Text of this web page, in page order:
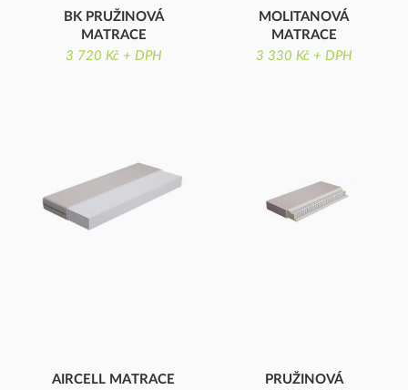
BK PRUŽINOVÁ
MATRACE
BK PRUŽINOVÁ MATRACE
3 720 Kč + DPH
MOLITANOVÁ
MATRACE
MOLITANOVÁ MATRACE
3 330 Kč + DPH
AIRCELL MATRACE
PRUŽINOVÁ